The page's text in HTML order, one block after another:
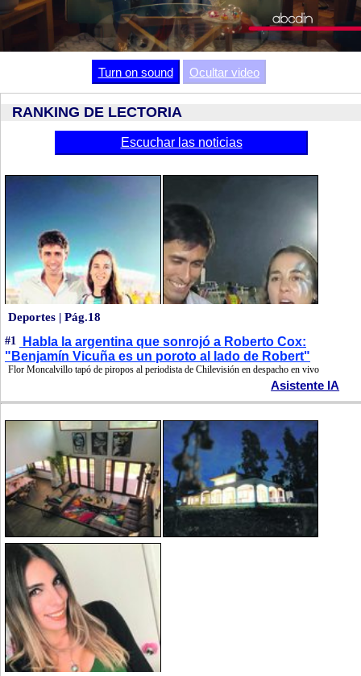
Turn on sound Ocultar video
RANKING DE LECTORIA
Escuchar las noticias
Deportes | Pág.18
#1
Habla la argentina que sonrojó a Roberto Cox:
"Benjamín Vicuña es un poroto al lado de Robert"
Flor Moncalvillo tapó de piropos al periodista de Chilevisión en despacho en vivo
Asistente IA